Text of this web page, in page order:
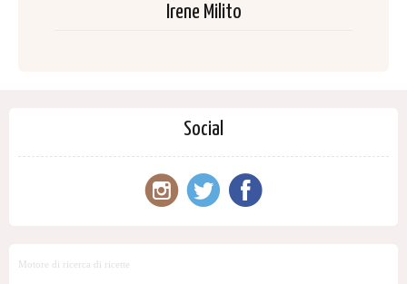
Irene Milito
Social
Motore di ricerca di ricette